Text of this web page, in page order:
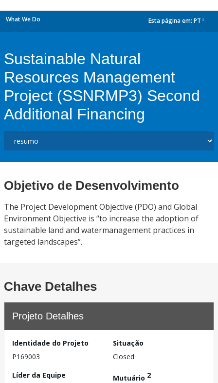
What We Do Esta página em: PT
Sustainable Natural
Resources Management
Project (SSNRMP3) Second
Additional Financing
Objetivo de Desenvolvimento
The Project Development Objective (PDO) and Global
Environment Objective is “to increase the adoption of
sustainable land and watermanagement practices in
targeted landscapes”.
Chave Detalhes
Projeto Detalhes
Identidade do Projeto
P169003
Situação
Closed
Líder da Equipe
Mutuário 2